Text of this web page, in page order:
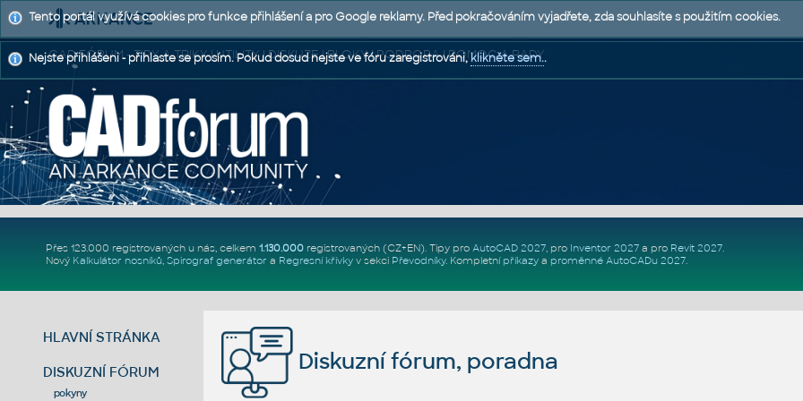
CAD FÓRUM - TIPY A TRIKY | UTILITY | DISKUZE | BLOKY | PODPORA | POMOC A RADY
Přes 123.000 registrovaných u nás, celkem 1.130.000registrovaných (CZ+EN). Tipy pro AutoCAD 2027, pro Inventor 2027a pro Revit 2027.
Nový Kalkulátor nosníků, Spirograf generátor a Regresní křivkyv sekci Převodníky. Kompletní příkazya proměnné AutoCADu 2027.
HLAVNÍ STRÁNKA
DISKUZNÍ FÓRUM
pokyny
Diskuzní fórum, poradna
Tento portál využívá cookies pro funkce přihlášení a pro Google reklamy. Před pokračováním vyjadřete, zda souhlasíte s použitím cookies.
Nejste přihlášeni - přihlaste se prosím. Pokud dosud nejste ve fóru zaregistrováni,klikněte sem..